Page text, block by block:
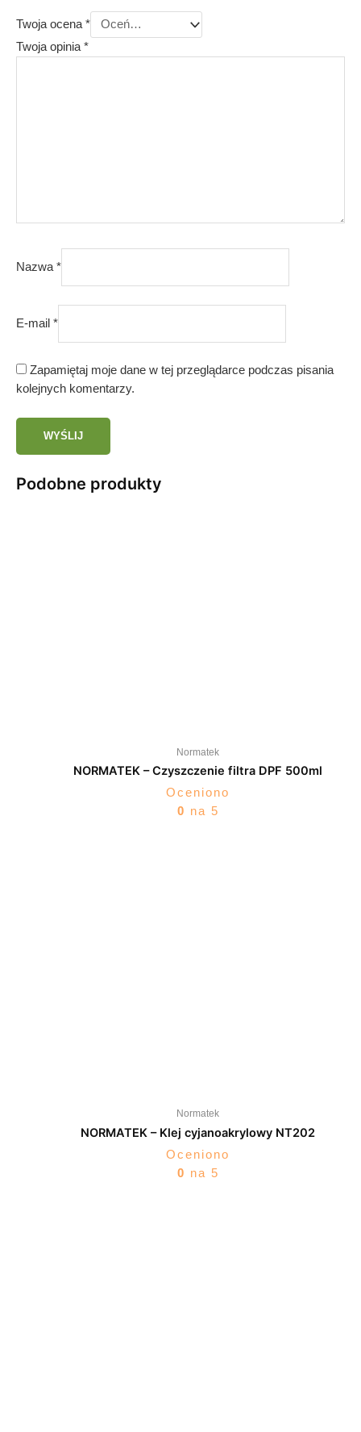
Twoja ocena*
Twoja opinia *
Nazwa *
E-mail *
Zapamiętaj moje dane w tej przeglądarce podczas pisania
kolejnych komentarzy.
Podobne produkty
Normatek
NORMATEK – Czyszczenie filtra DPF 500ml
Oceniono
0 na 5
Normatek
NORMATEK – Klej cyjanoakrylowy NT202
Oceniono
0 na 5